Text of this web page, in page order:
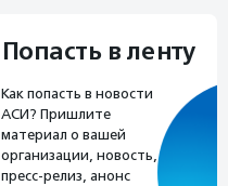
Попасть в ленту
Как попасть в новости
АСИ? Пришлите
материал о вашей
организации, новость,
пресс-релиз, анонс